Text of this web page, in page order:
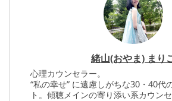
緒山(おやま) まり
心理カウンセラー。
“私の幸せ” に遠慮しがちな30・40代
ト。傾聴メインの寄り添い系カウンセ